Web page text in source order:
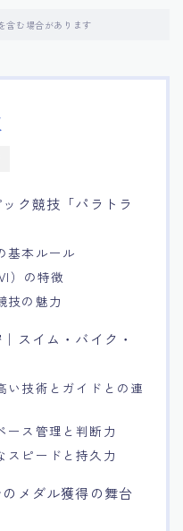
含む場合があります
ク競技「パラトラ
基本ルール
）の特徴
技の魅力
スイム・バイク・
い技術とガイドとの連
ース管理と判断力
スピードと持久力
メダル獲得の舞台